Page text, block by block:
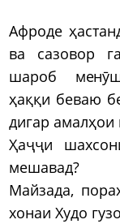
Афроде
ва сазовор
шароб
ҳаққи беваю
дигар амалҳои
Ҳаҷҷи
мешавад?
Майзада,
хонаи Худо